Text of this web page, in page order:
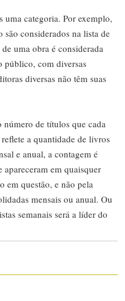
uma categoria. Por exemplo,
considerados na lista de
uma obra é considerada
com diversas
diversas não têm suas
de títulos que cada
a quantidade de livros
e anual, a contagem é
em quaisquer
em questão, e não pela
mensais ou anual. Ou
semanais será a líder do